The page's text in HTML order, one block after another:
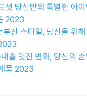
셋 당신만의 특별한 아
2023
부신 스타일, 당신을 위
솥 멋진 변화, 당신의
품 2023